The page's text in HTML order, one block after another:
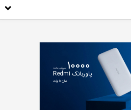
10000 میلی‌آمپر ساعت
پاوربانک Redmi
شارژ 10 وات